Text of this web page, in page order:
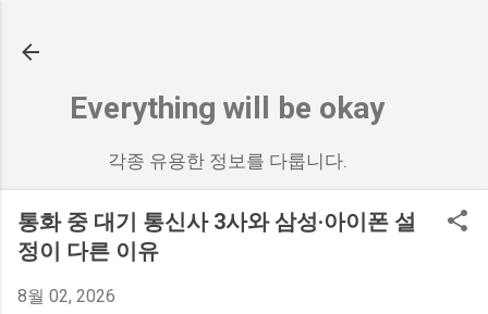
Everything will be okay
각종 유용한 정보를 다룹니다.
통화 중 대기 통신사 3사와 삼성·아이폰 설
정이 다른 이유
8월 02, 2026